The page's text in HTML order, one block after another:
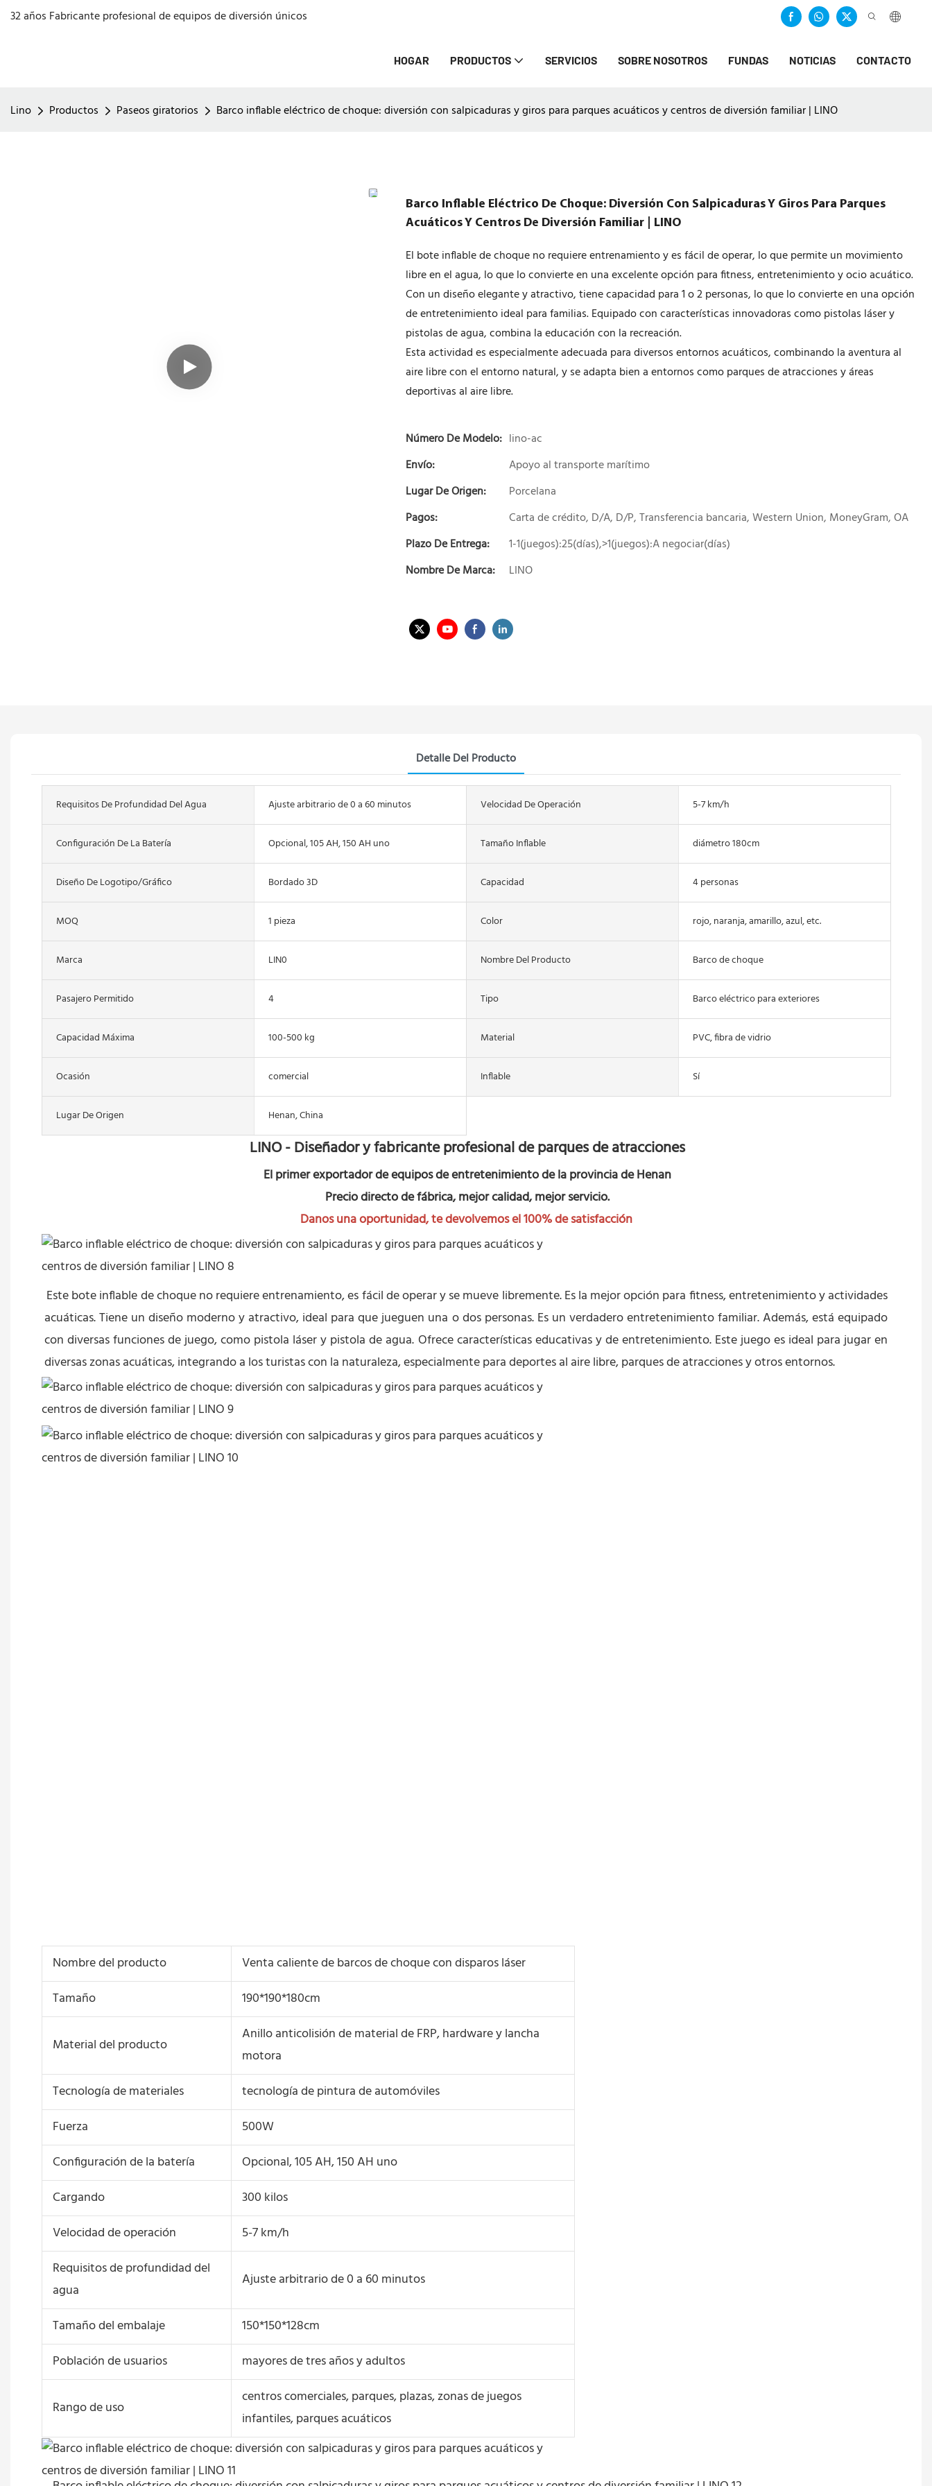
32 años Fabricante profesional de equipos de diversión únicos
HOGAR PRODUCTOS SERVICIOS SOBRE NOSOTROS FUNDAS NOTICIAS CONTACTO
Lino Productos Paseos giratorios Barco inflable eléctrico de choque: diversión con salpicaduras y giros para parques acuáticos y centros de diversión familiar | LINO
Barco Inflable Eléctrico De Choque: Diversión Con Salpicaduras Y Giros Para Parques
Acuáticos Y Centros De Diversión Familiar | LINO
El bote inflable de choque no requiere entrenamiento y es fácil de operar, lo que permite un movimiento
libre en el agua, lo que lo convierte en una excelente opción para fitness, entretenimiento y ocio acuático.
Con un diseño elegante y atractivo, tiene capacidad para 1 o 2 personas, lo que lo convierte en una opción
de entretenimiento ideal para familias. Equipado con características innovadoras como pistolas láser y
pistolas de agua, combina la educación con la recreación.
Esta actividad es especialmente adecuada para diversos entornos acuáticos, combinando la aventura al
aire libre con el entorno natural, y se adapta bien a entornos como parques de atracciones y áreas
deportivas al aire libre.
Número De Modelo: lino-ac
Envío:
Apoyo al transporte marítimo
Lugar De Origen:
Porcelana
Pagos:
Carta de crédito, D/A, D/P, Transferencia bancaria, Western Union, MoneyGram, OA
Plazo De Entrega:
1-1(juegos):25(días),>1(juegos):A negociar(días)
Nombre De Marca:
LINO
Detalle Del Producto
Requisitos De Profundidad Del Agua Ajuste arbitrario de 0 a 60 minutos Velocidad De Operación 5-7 km/h
Configuración De La Batería Opcional, 105 AH, 150 AH uno Tamaño Inflable diámetro 180cm
Diseño De Logotipo/gráfico Bordado 3D Capacidad 4 personas
MOQ 1 pieza Color rojo, naranja, amarillo, azul, etc.
Marca LIN0 Nombre Del Producto Barco de choque
Pasajero Permitido 4 Tipo Barco eléctrico para exteriores
Capacidad Máxima 100-500 kg Material PVC, fibra de vidrio
Ocasión comercial Inflable Sí
Lugar De Origen Henan, China
LINO - Diseñador y fabricante profesional de parques de atracciones
El primer exportador de equipos de entretenimiento de la provincia de Henan
Precio directo de fábrica, mejor calidad, mejor servicio.
Danos una oportunidad, te devolvemos el 100% de satisfacción
Este bote inflable de choque no requiere entrenamiento, es fácil de operar y se mueve libremente. Es la mejor opción para fitness, entretenimiento y actividades
acuáticas. Tiene un diseño moderno y atractivo, ideal para que jueguen una o dos personas. Es un verdadero entretenimiento familiar. Además, está equipado
con diversas funciones de juego, como pistola láser y pistola de agua. Ofrece características educativas y de entretenimiento. Este juego es ideal para jugar en
diversas zonas acuáticas, integrando a los turistas con la naturaleza, especialmente para deportes al aire libre, parques de atracciones y otros entornos.
Nombre del producto
Venta caliente de barcos de choque con disparos láser
Tamaño
190*190*180cm
Material del producto
Anillo anticolisión de material de FRP, hardware y lancha
motora
Tecnología de materiales
tecnología de pintura de automóviles
Fuerza
500W
Configuración de la batería
Opcional, 105 AH, 150 AH uno
Cargando
300 kilos
Velocidad de operación
5-7 km/h
Requisitos de profundidad del
agua
Ajuste arbitrario de 0 a 60 minutos
Tamaño del embalaje
150*150*128cm
Población de usuarios
mayores de tres años y adultos
Rango de uso
centros comerciales, parques, plazas, zonas de juegos
infantiles, parques acuáticos